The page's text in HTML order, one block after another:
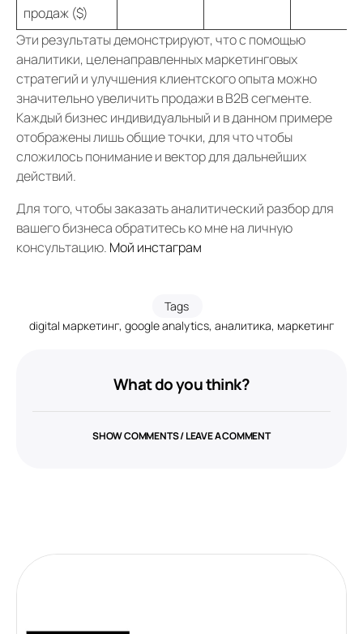
продаж ($)
Эти результаты демонстрируют, что с помощью
аналитики, целенаправленных маркетинговых
стратегий и улучшения клиентского опыта можно
значительно увеличить продажи в B2B сегменте.
Каждый бизнес индивидуальный и в данном примере
отображены лишь общие точки, для что чтобы
сложилось понимание и вектор для дальнейших
действий.
Для того, чтобы заказать аналитический разбор для
вашего бизнеса обратитесь ко мне на личную
консультацию. Мой инстаграм
Tags
digital маркетинг, google analytics, аналитика, маркетинг
What do you think?
SHOW COMMENTS / LEAVE A COMMENT